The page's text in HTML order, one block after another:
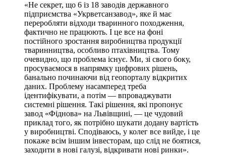
«Не секрет, що 6 із 18 заводів державного
підприємства «Укрветсанзавод», яке й має
переробляти відходи тваринного походження,
фактично не працюють. І це все на фоні
постійного зростання виробництва продукції
тваринництва, особливо птахівництва. Тому
очевидно, що проблема існує. Ми, зі свого боку,
просуваємося в напрямку цифрових рішень,
банально починаючи від геопорталу відкритих
даних. Проблему насамперед треба
ідентифікувати, а потім — впроваджувати
системні рішення. Такі рішення, які пропонує
завод «Фіднова» на Львівщині, — це чудовий
приклад того, як потрібно шукати додану вартість
у виробництві. Сподіваюсь, у колег все вийде, і це
покаже всім іншим інвесторам, що слід не боятися,
заходити в нові галузі, відкривати нові ринки».